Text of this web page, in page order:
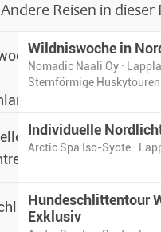
Andere Reisen in dieser
Wildniswoche in
Nomadic Naali Oy ·
Sternförmige Huskytouren
Individuelle
Arctic Spa Iso-Syote ·
Hundeschlittentour
Exklusiv